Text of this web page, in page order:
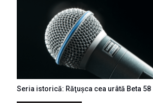
Seria istorică: Răţuşca cea urâtă Beta 58